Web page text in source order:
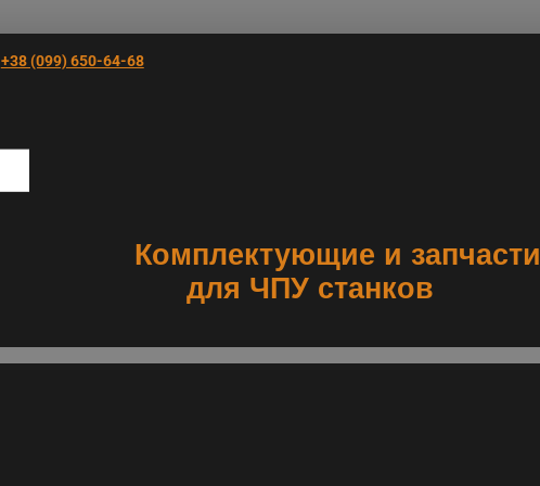
+38 (‎099) 650-64-68
Комплектующие и запчасти
для ЧПУ станков